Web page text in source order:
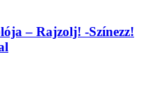
– Rajzolj! -Színezz!